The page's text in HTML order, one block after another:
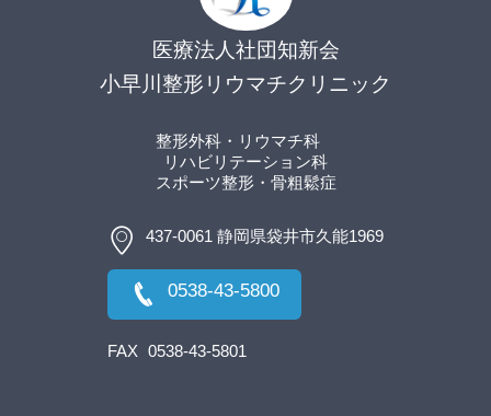
医療法人社団知新会
小早川整形リウマチクリニック
整形外科・リウマチ科
リハビリテーション科
スポーツ整形 ・骨粗鬆症
437-0061 静岡県袋井市久能1969
0538-43-5800
FAX 0538-43-5801